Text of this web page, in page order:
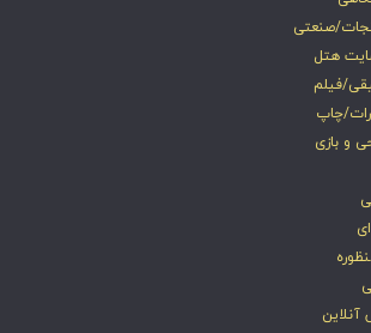
صنعتی
هتل
فیلم
چاپ
و بازی